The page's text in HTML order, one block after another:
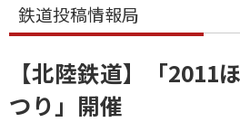
鉄道投稿情報局
【北陸鉄道】「2011
つり」開催